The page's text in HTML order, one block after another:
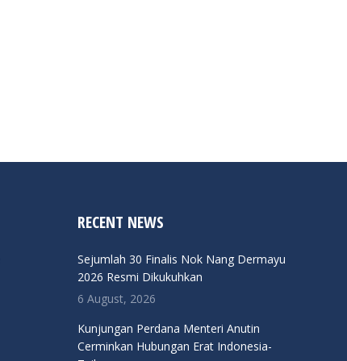
RECENT NEWS
Sejumlah 30 Finalis Nok Nang Dermayu
2026 Resmi Dikukuhkan
6 August, 2026
Kunjungan Perdana Menteri Anutin
Cerminkan Hubungan Erat Indonesia-